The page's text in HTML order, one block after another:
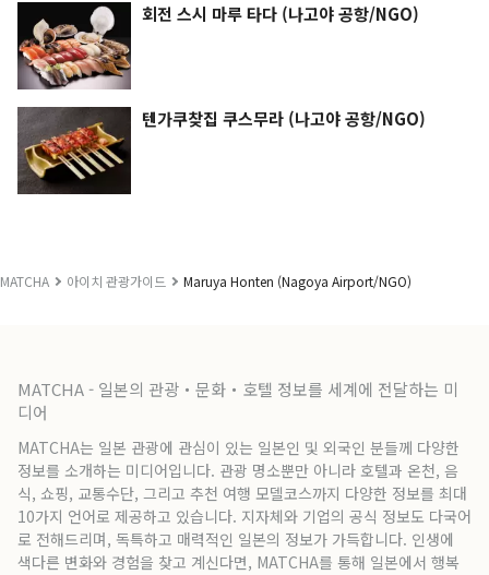
회전 스시 마루 타다 (나고야 공항/NGO)
텐가쿠찾집 쿠스무라 (나고야 공항/NGO)
MATCHA 아이치 관광가이드 Maruya Honten (Nagoya Airport/NGO)
MATCHA - 일본의 관광・문화・호텔 정보를 세계에 전달하는 미
디어
MATCHA는 일본 관광에 관심이 있는 일본인 및 외국인 분들께 다양한
정보를 소개하는 미디어입니다. 관광 명소뿐만 아니라 호텔과 온천, 음
식, 쇼핑, 교통수단, 그리고 추천 여행 모델코스까지 다양한 정보를 최대
10가지 언어로 제공하고 있습니다. 지자체와 기업의 공식 정보도 다국어
로 전해드리며, 독특하고 매력적인 일본의 정보가 가득합니다. 인생에
색다른 변화와 경험을 찾고 계신다면, MATCHA를 통해 일본에서 행복